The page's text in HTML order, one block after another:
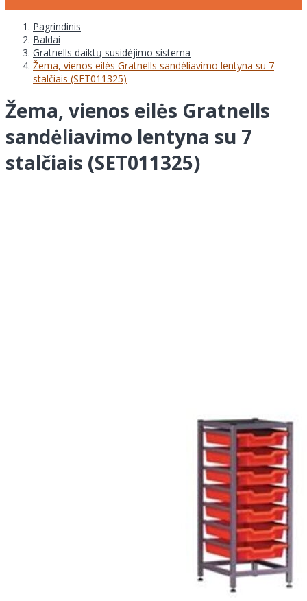
Pagrindinis
Baldai
Gratnells daiktų susidėjimo sistema
Žema, vienos eilės Gratnells sandėliavimo lentyna su 7
stalčiais (SET011325)
Žema, vienos eilės Gratnells
sandėliavimo lentyna su 7
stalčiais (SET011325)